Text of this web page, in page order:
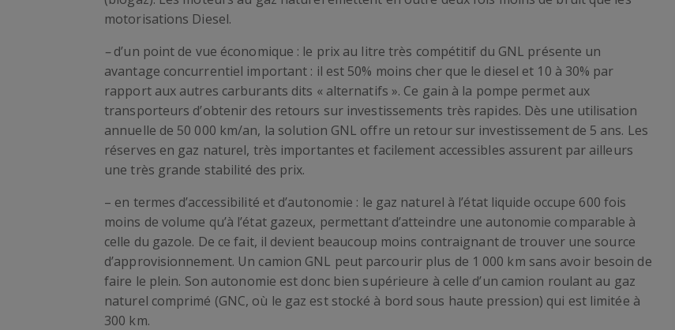
motorisations Diesel.
–d’un point de vue économique : le prix au litre très compétitif du GNL présente un
avantage concurrentiel important : il est 50% moins cher que le diesel et 10 à 30% par
rapport aux autres carburants dits « alternatifs ». Ce gain à la pompe permet aux
transporteurs d’obtenir des retours sur investissements très rapides. Dès une utilisation
annuelle de 50 000 km/an, la solution GNL offre un retour sur investissement de 5 ans. Les
réserves en gaz naturel, très importantes et facilement accessibles assurent par ailleurs
une très grande stabilité des prix.
– en termes d’accessibilité et d’autonomie : le gaz naturel à l’état liquide occupe 600 fois
moins de volume qu’à l’état gazeux, permettant d’atteindre une autonomie comparable à
celle du gazole. De ce fait, il devient beaucoup moins contraignant de trouver une source
d’approvisionnement. Un camion GNL peut parcourir plus de 1 000 km sans avoir besoin de
faire le plein. Son autonomie est donc bien supérieure à celle d’un camion roulant au gaz
naturel comprimé (GNC, où le gaz est stocké à bord sous haute pression) qui est limitée à
300 km.